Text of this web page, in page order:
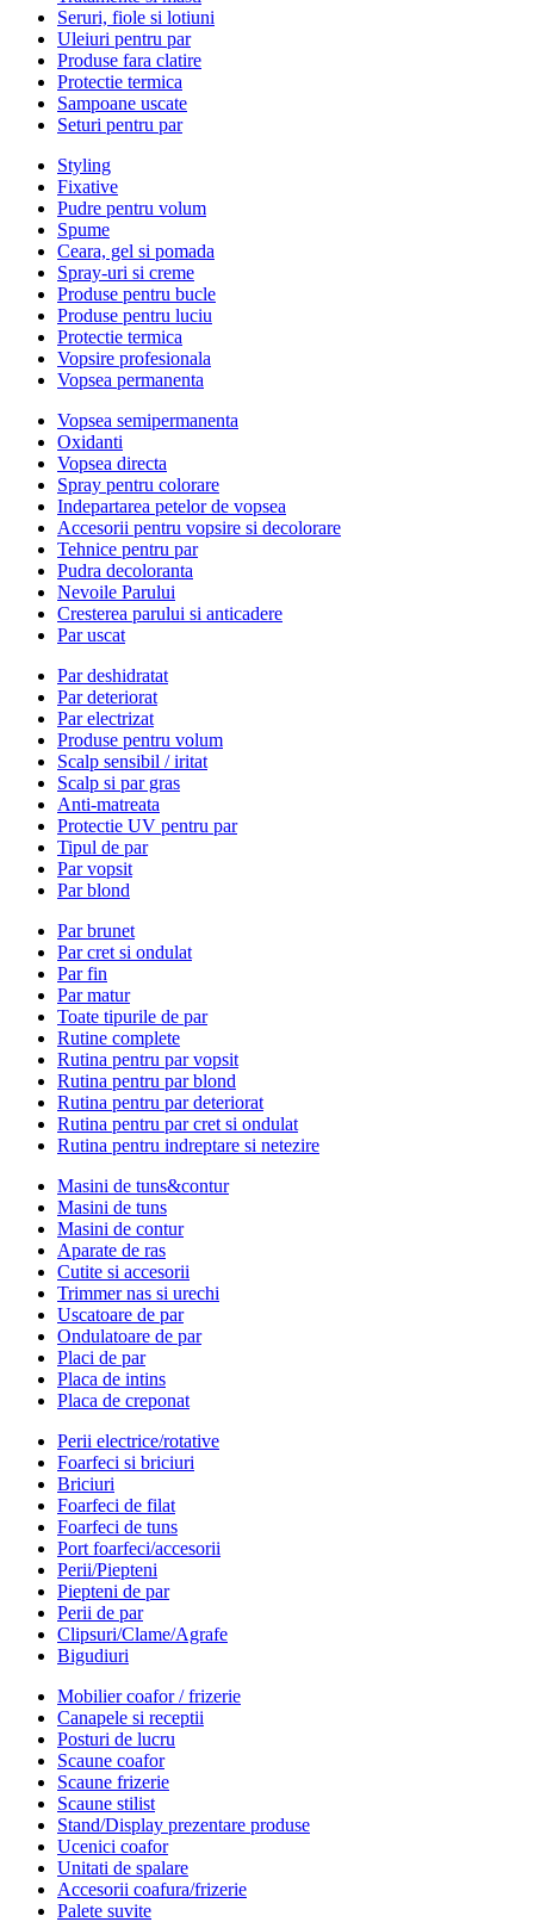
Seruri, fiole si lotiuni
Uleiuri pentru par
Produse fara clatire
Protectie termica
Sampoane uscate
Seturi pentru par
Styling
Fixative
Pudre pentru volum
Spume
Ceara, gel si pomada
Spray-uri si creme
Produse pentru bucle
Produse pentru luciu
Protectie termica
Vopsire profesionala
Vopsea permanenta
Vopsea semipermanenta
Oxidanti
Vopsea directa
Spray pentru colorare
Indepartarea petelor de vopsea
Accesorii pentru vopsire si decolorare
Tehnice pentru par
Pudra decoloranta
Nevoile Parului
Cresterea parului si anticadere
Par uscat
Par deshidratat
Par deteriorat
Par electrizat
Produse pentru volum
Scalp sensibil / iritat
Scalp si par gras
Anti-matreata
Protectie UV pentru par
Tipul de par
Par vopsit
Par blond
Par brunet
Par cret si ondulat
Par fin
Par matur
Toate tipurile de par
Rutine complete
Rutina pentru par vopsit
Rutina pentru par blond
Rutina pentru par deteriorat
Rutina pentru par cret si ondulat
Rutina pentru indreptare si netezire
Masini de tuns&contur
Masini de tuns
Masini de contur
Aparate de ras
Cutite si accesorii
Trimmer nas si urechi
Uscatoare de par
Ondulatoare de par
Placi de par
Placa de intins
Placa de creponat
Perii electrice/rotative
Foarfeci si briciuri
Briciuri
Foarfeci de filat
Foarfeci de tuns
Port foarfeci/accesorii
Perii/Piepteni
Piepteni de par
Perii de par
Clipsuri/Clame/Agrafe
Bigudiuri
Mobilier coafor / frizerie
Canapele si receptii
Posturi de lucru
Scaune coafor
Scaune frizerie
Scaune stilist
Stand/Display prezentare produse
Ucenici coafor
Unitati de spalare
Accesorii coafura/frizerie
Palete suvite